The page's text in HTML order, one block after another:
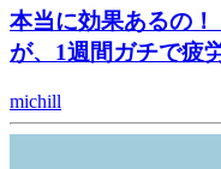
本当に効果あるの
が、1週間ガチで疲
michill